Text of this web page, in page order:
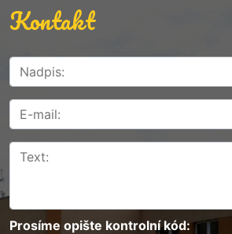
Kontakt
Prosíme opište kontrolní kód: